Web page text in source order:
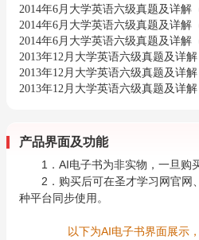
2014年6月大学英语六级真题及详解
2014年6月大学英语六级真题及详解
2014年6月大学英语六级真题及详解
2013年12月大学英语六级真题及详解
2013年12月大学英语六级真题及详解
2013年12月大学英语六级真题及详解
产品界面及功能
1．AI电子书为非实物，一旦购
2．购买后可在圣才学习网官网
种平台同步使用。
以下为AI电子书界面展示